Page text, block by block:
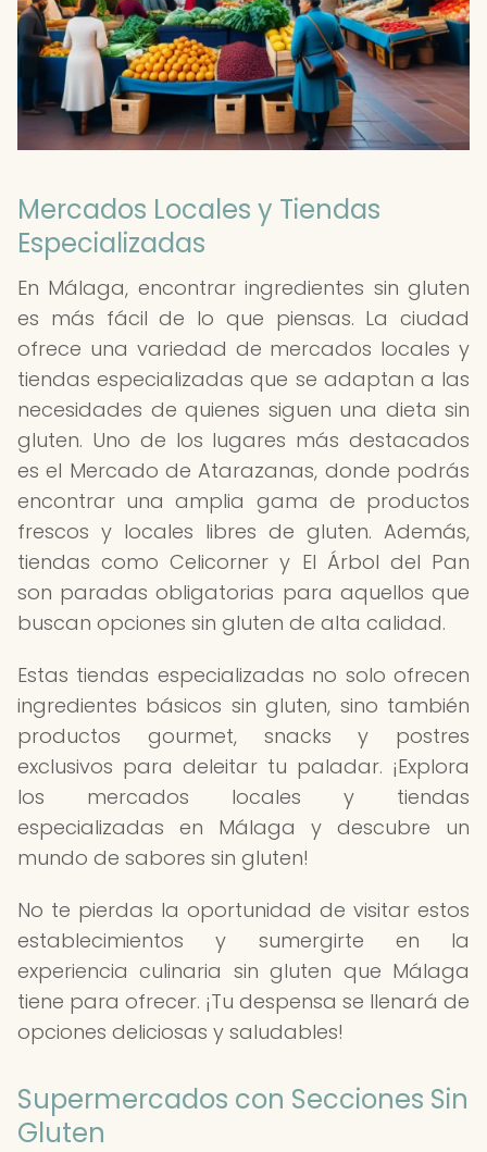
Mercados Locales y Tiendas
Especializadas
En Málaga, encontrar ingredientes sin gluten
es más fácil de lo que piensas. La ciudad
ofrece una variedad de mercados locales y
tiendas especializadas que se adaptan a las
necesidades de quienes siguen una dieta sin
gluten. Uno de los lugares más destacados
es el Mercado de Atarazanas, donde podrás
encontrar una amplia gama de productos
frescos y locales libres de gluten. Además,
tiendas como Celicorner y El Árbol del Pan
son paradas obligatorias para aquellos que
buscan opciones sin gluten de alta calidad.
Estas tiendas especializadas no solo ofrecen
ingredientes básicos sin gluten, sino también
productos gourmet, snacks y postres
exclusivos para deleitar tu paladar. ¡Explora
los mercados locales y tiendas
especializadas en Málaga y descubre un
mundo de sabores sin gluten!
No te pierdas la oportunidad de visitar estos
establecimientos y sumergirte en la
experiencia culinaria sin gluten que Málaga
tiene para ofrecer. ¡Tu despensa se llenará de
opciones deliciosas y saludables!
Supermercados con Secciones Sin
Gluten